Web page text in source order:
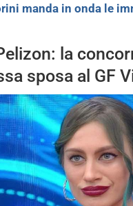
manda in onda le
la
sposa al GF